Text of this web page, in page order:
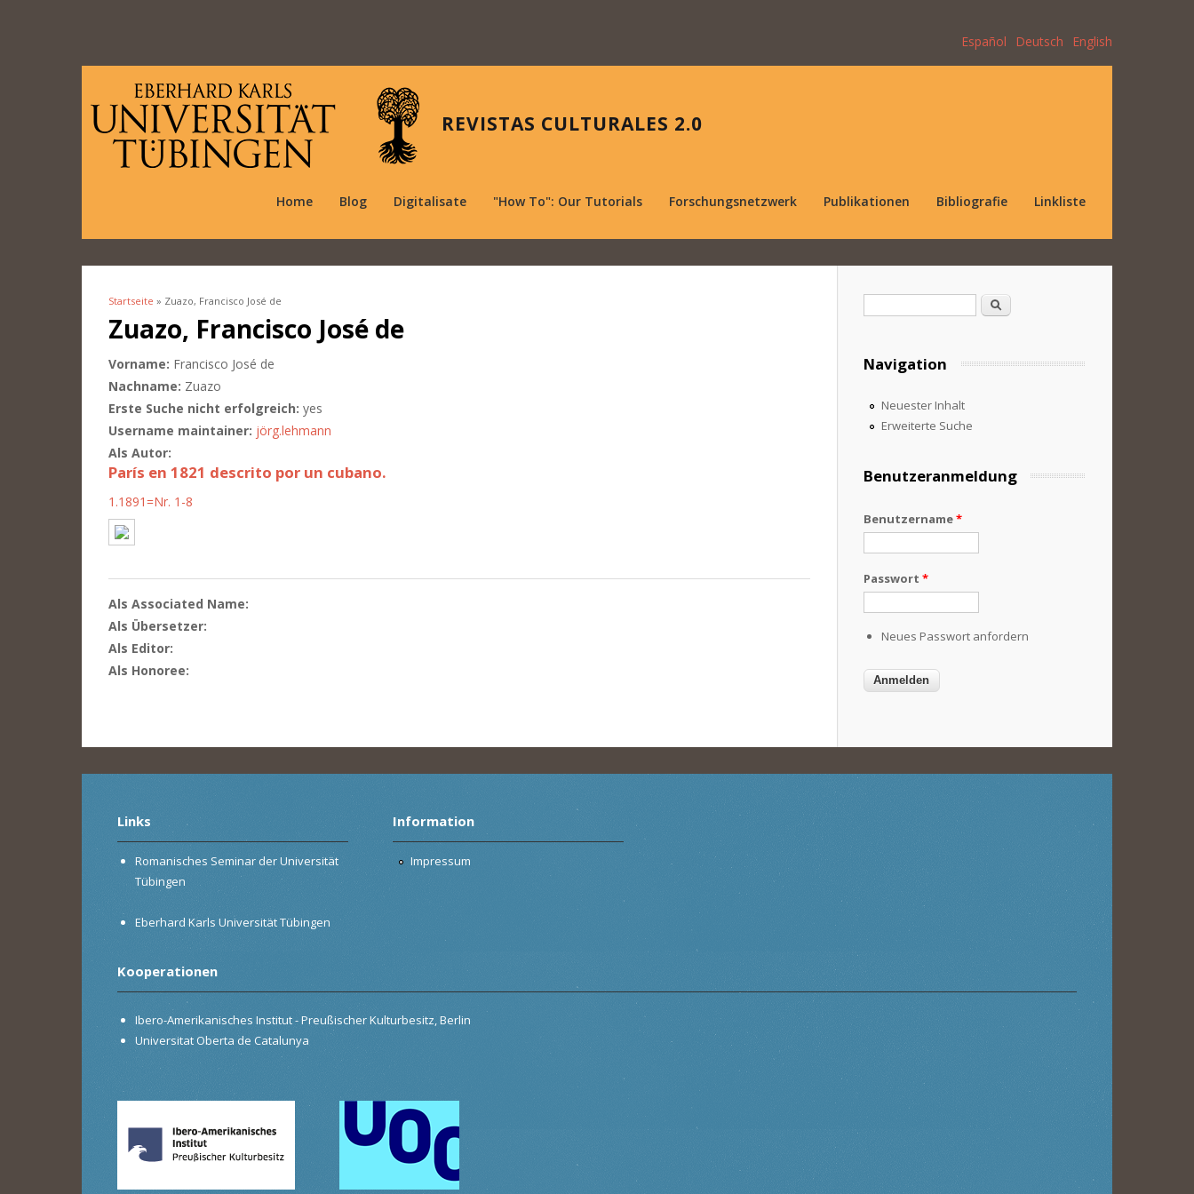
Español Deutsch English
REVISTAS CULTURALES 2.0
Home Blog Digitalisate "How To": Our Tutorials Forschungsnetzwerk Publikationen Bibliografie Linkliste
Sie sind hier
Startseite » Zuazo, Francisco José de
Zuazo, Francisco José de
Vorname: Francisco José de
Nachname: Zuazo
Erste Suche nicht erfolgreich: yes
Username maintainer: jörg.lehmann
Als Autor:
París en 1821 descrito por un cubano.
1.1891=Nr. 1-8
Als Associated Name:
Als Übersetzer:
Als Editor:
Als Honoree:
Suche
Navigation
Neuester Inhalt
Erweiterte Suche
Benutzeranmeldung
Benutzername*
Passwort *
Neues Passwort anfordern
Links
Romanisches Seminar der Universität
Tübingen
Eberhard Karls Universität Tübingen
Information
Impressum
Kooperationen
Ibero-Amerikanisches Institut - Preußischer Kulturbesitz, Berlin
Universitat Oberta de Catalunya